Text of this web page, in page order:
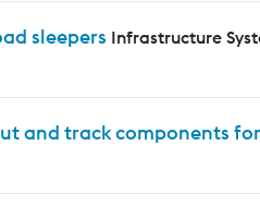
sleepers Infrastructure
and track components